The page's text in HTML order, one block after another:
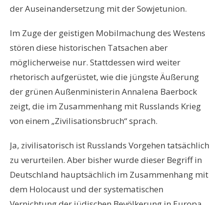
der Auseinandersetzung mit der Sowjetunion.
Im Zuge der geistigen Mobilmachung des Westens
stören diese historischen Tatsachen aber
möglicherweise nur. Stattdessen wird weiter
rhetorisch aufgerüstet, wie die jüngste Äußerung
der grünen Außenministerin Annalena Baerbock
zeigt, die im Zusammenhang mit Russlands Krieg
von einem „Zivilisationsbruch“ sprach.
Ja, zivilisatorisch ist Russlands Vorgehen tatsächlich
zu verurteilen. Aber bisher wurde dieser Begriff in
Deutschland hauptsächlich im Zusammenhang mit
dem Holocaust und der systematischen